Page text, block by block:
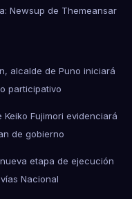
Newsup de Themeansar
alcalde de Puno iniciará
participativo
Fujimori evidenciará
de gobierno
etapa de ejecución
Nacional